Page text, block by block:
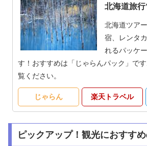
北海道旅
北海道ツア
宿、レンタ
れるパッケ
す！おすすめは「じゃらんパック」で
覧ください。
じゃらん 楽天トラベル
ピックアップ！観光におすす